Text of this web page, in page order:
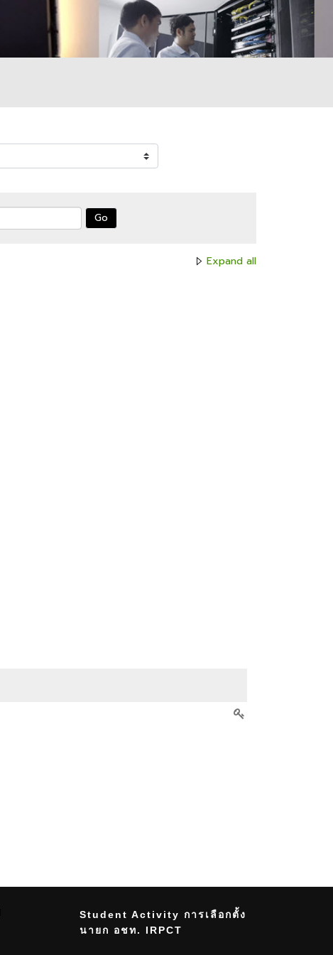
Go
Expand all
Student Activity การเลือกตั้ง
นายก อชท. IRPCT